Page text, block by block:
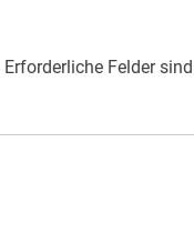
Erforderliche Felder